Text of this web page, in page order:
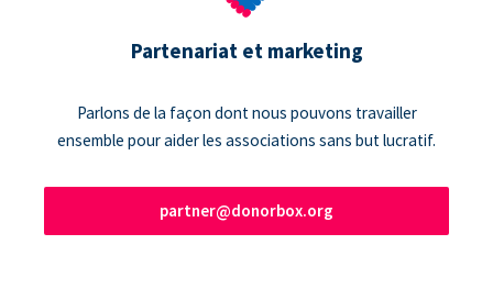
Partenariat et marketing
Parlons de la façon dont nous pouvons travailler
ensemble pour aider les associations sans but lucratif.
partner@donorbox.org